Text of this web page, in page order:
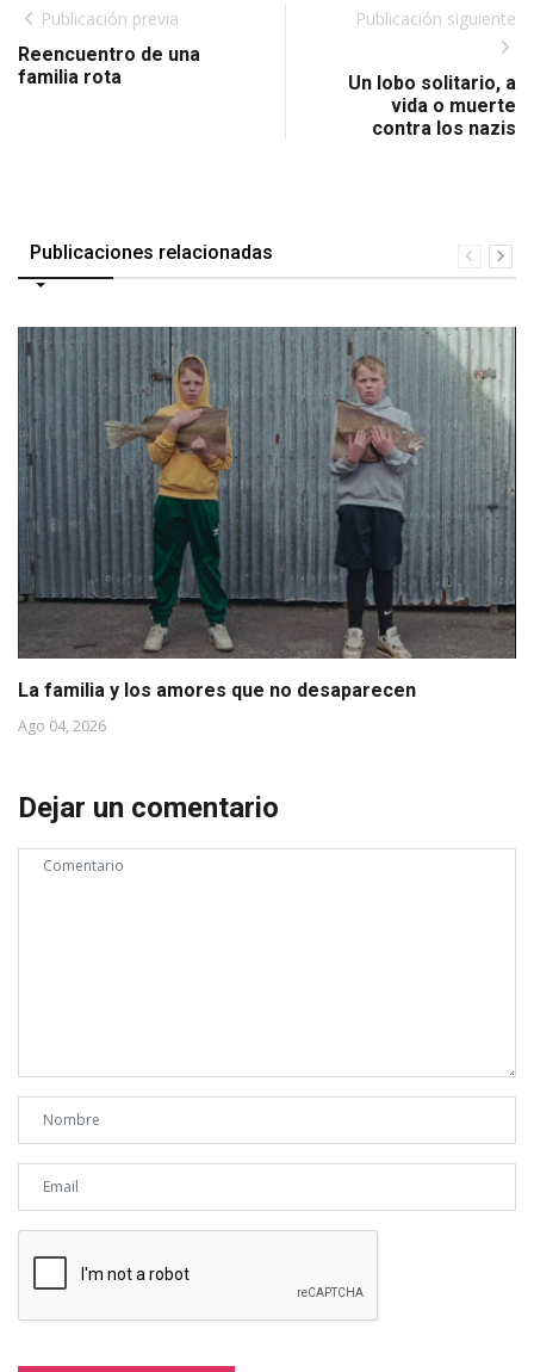
Publicación previa
Reencuentro de una
familia rota
Publicación siguiente
Un lobo solitario, a
vida o muerte
contra los nazis
Publicaciones relacionadas
La familia y los amores que no desaparecen
Ago 04, 2026
Dejar un comentario